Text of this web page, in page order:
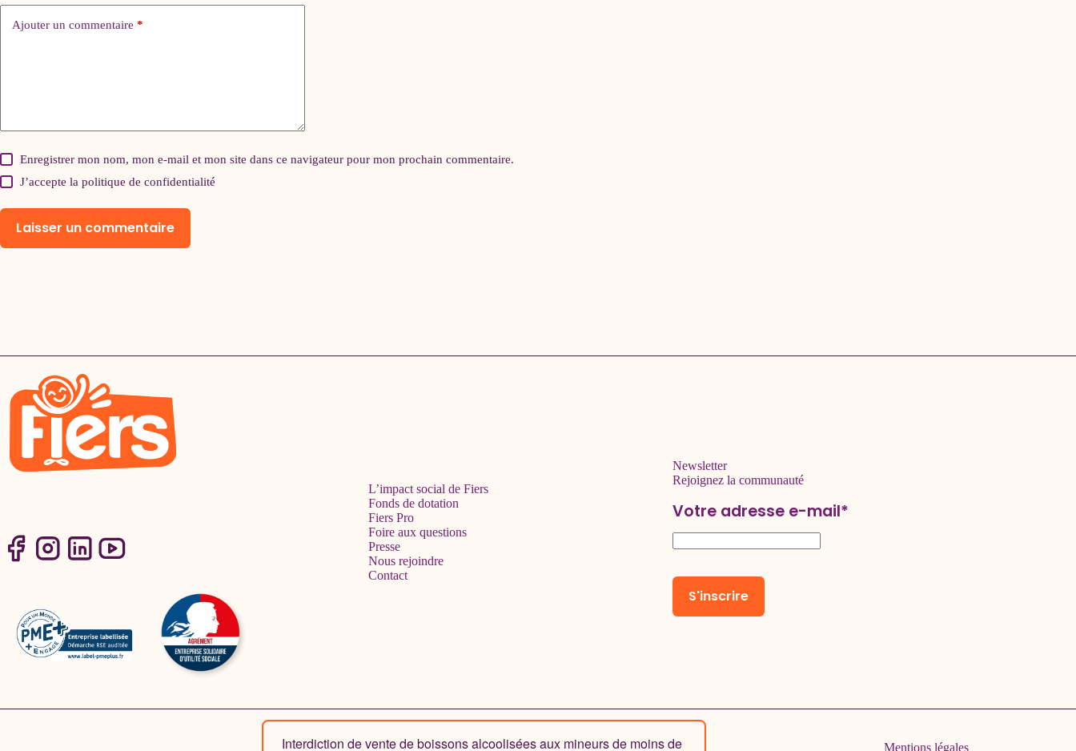
Ajouter un commentaire *
Enregistrer mon nom, mon e-mail et mon site dans ce navigateur pour mon prochain commentaire.
J’accepte lapolitique de confidentialité
Laisser un commentaire
L’impact social de Fiers
Fonds de dotation
Fiers Pro
Foire aux questions
Presse
Nous rejoindre
Contact
Newsletter
Rejoignez la communauté
Votre adresse e-mail*
Interdiction de vente de boissons alcoolisées aux mineurs de moins de Mentions légales